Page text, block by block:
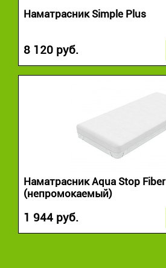
Наматрасник Simple Plus
8 120 руб.
Наматрасник Aqua Stop Fiber
(непромокаемый)
1 944 руб.